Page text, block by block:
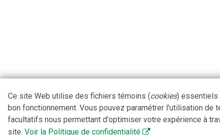
Ce site Web utilise des fichiers témoins (cookies) essentiels
bon fonctionnement. Vous pouvez paramétrer l'utilisation de
facultatifs nous permettant d'optimiser votre expérience à
site. Voir la Politique de confidentialité